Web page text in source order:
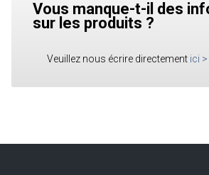
Vous manque-t-il des
sur les produits ?
Veuillez nous écrire directement ici >